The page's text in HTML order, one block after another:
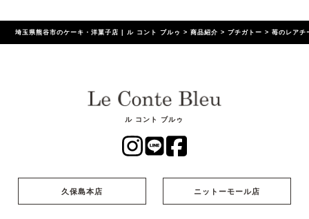
埼玉県熊谷市のケーキ・洋菓子店 | ル コント ブルゥ >商品紹介 >プチガトー >苺のレアチ
ル コント ブルゥ
久保島本店 ニットーモール店